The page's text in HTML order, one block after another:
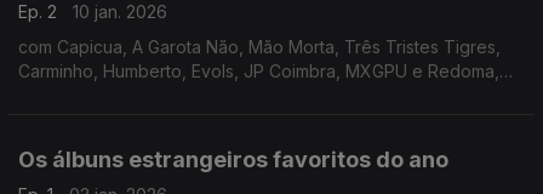
Ep. 2
10 jan. 2026
com Capicua, A Garota Não, Mão Morta, Três Tristes Tigres,
Carminho, Humberto, Evols, JP Coimbra, MXGPU e Redoma,
Os álbuns estrangeiros favoritos do ano